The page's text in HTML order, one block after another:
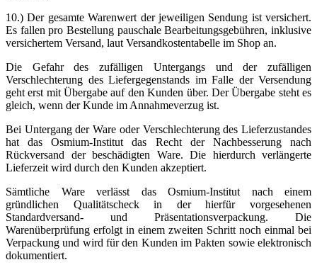
10.) Der gesamte Warenwert der jeweiligen Sendung ist versichert.
Es fallen pro Bestellung pauschale Bearbeitungsgebühren, inklusive
versichertem Versand, laut Versandkostentabelle im Shop an.
Die Gefahr des zufälligen Untergangs und der zufälligen
Verschlechterung des Liefergegenstands im Falle der Versendung
geht erst mit Übergabe auf den Kunden über. Der Übergabe steht es
gleich, wenn der Kunde im Annahmeverzug ist.
Bei Untergang der Ware oder Verschlechterung des Lieferzustandes
hat das Osmium-Institut das Recht der Nachbesserung nach
Rückversand der beschädigten Ware. Die hierdurch verlängerte
Lieferzeit wird durch den Kunden akzeptiert.
Sämtliche Ware verlässt das Osmium-Institut nach einem
gründlichen Qualitätscheck in der hierfür vorgesehenen
Standardversand- und Präsentationsverpackung. Die
Warenüberprüfung erfolgt in einem zweiten Schritt noch einmal bei
Verpackung und wird für den Kunden im Pakten sowie elektronisch
dokumentiert.